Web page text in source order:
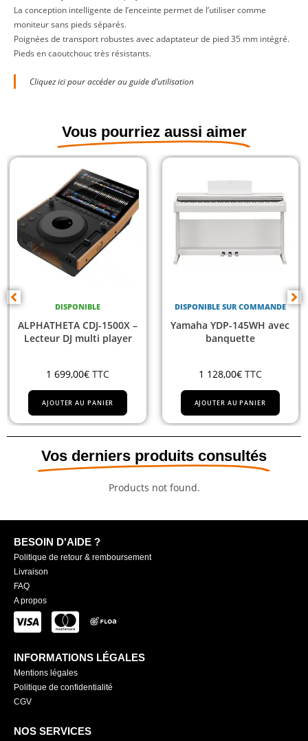
La conception intelligente de l’enceinte permet de l’utiliser comme
moniteur sans pieds séparés.
Poignées de transport robustes avec adaptateur de pied 35 mm intégré.
Pieds en caoutchouc très résistants.
Cliquez ici pour accéder au guide d’utilisation
Vous pourriez aussi aimer
1500X –
player
DISPONIBLE SUR COMMANDE
Yamaha YDP-145WH avec
banquette
1 128,00
AJOUTER AU PANIER
Yamaha
1 011,00
AJOUTER AU
Vos derniers produits consultés
Products not found.
BESOIN D'AIDE ?
Politique de retour & remboursement
Livraison
FAQ
A propos
INFORMATIONS LÉGALES
Mentions légales
Politique de confidentialité
CGV
NOS SERVICES